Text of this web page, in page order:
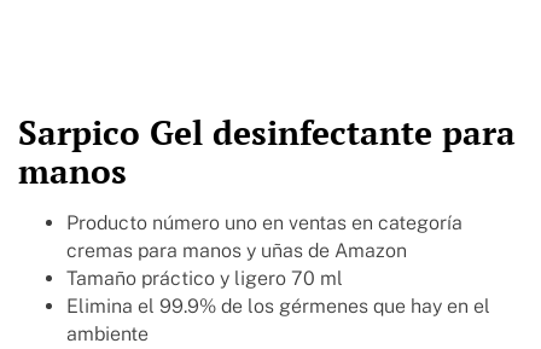
Sarpico Gel desinfectante para
manos
Producto número uno en ventas en categoría
cremas para manos y uñas de Amazon
Tamaño práctico y ligero 70 ml
Elimina el 99.9% de los gérmenes que hay en el
ambiente